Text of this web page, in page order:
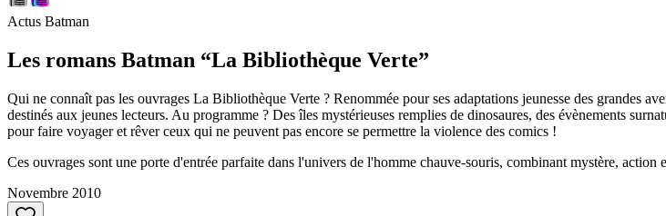
Actus Batman
Les romans Batman “La Bibliothèque Verte”
Qui ne connaît pas les ouvrages La Bibliothèque Verte ? Renommée pour ses adaptations jeunesse des grandes
destinés aux jeunes lecteurs. Au programme ? Des îles mystérieuses remplies de dinosaures, des évènements
pour faire voyager et rêver ceux qui ne peuvent pas encore se permettre la violence des comics !
Ces ouvrages sont une porte d'entrée parfaite dans l'univers de l'homme chauve-souris, combinant mystère, action
Novembre 2010